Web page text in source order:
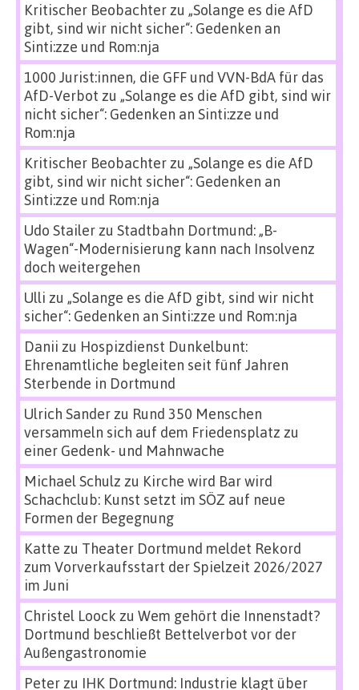
Kritischer Beobachterzu „Solange es die AfD
gibt, sind wir nicht sicher“: Gedenken an
Sinti:zze und Rom:nja
1000 Jurist:innen, die GFF und VVN-BdA für das
AfD-Verbot zu „Solange es die AfD gibt, sind wir
nicht sicher“: Gedenken an Sinti:zze und
Rom:nja
Kritischer Beobachterzu „Solange es die AfD
gibt, sind wir nicht sicher“: Gedenken an
Sinti:zze und Rom:nja
Udo Stailerzu Stadtbahn Dortmund: „B-
Wagen“-Modernisierung kann nach Insolvenz
doch weitergehen
Ulli zu „Solange es die AfD gibt, sind wir nicht
sicher“: Gedenken an Sinti:zze und Rom:nja
Danii zu Hospizdienst Dunkelbunt:
Ehrenamtliche begleiten seit fünf Jahren
Sterbende in Dortmund
Ulrich Sanderzu Rund 350 Menschen
versammeln sich auf dem Friedensplatz zu
einer Gedenk- und Mahnwache
Michael Schulz zu Kirche wird Bar wird
Schachclub: Kunst setzt im SÖZ auf neue
Formen der Begegnung
Katte zu Theater Dortmund meldet Rekord
zum Vorverkaufsstart der Spielzeit 2026/2027
im Juni
Christel Loock zu Wem gehört die Innenstadt?
Dortmund beschließt Bettelverbot vor der
Außengastronomie
Peterzu IHK Dortmund: Industrie klagt über